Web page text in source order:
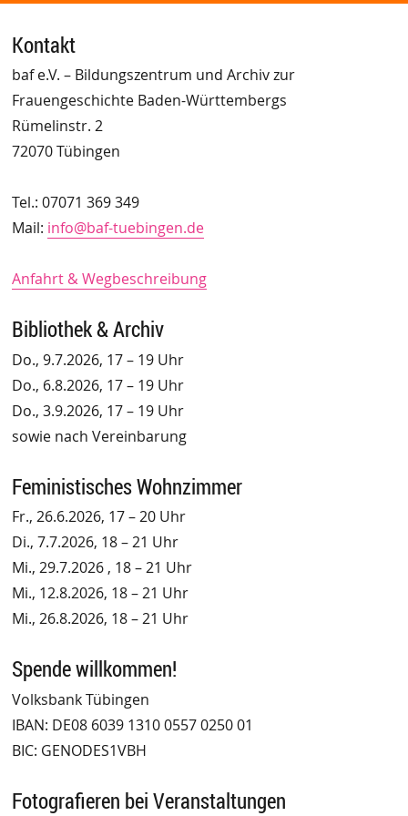
Kontakt
baf e.V. – Bildungszentrum und Archiv zur
Frauengeschichte Baden-Württembergs
Rümelinstr. 2
72070 Tübingen
Tel.: 07071 369 349
Mail: info@baf-tuebingen.de
Anfahrt & Wegbeschreibung
Bibliothek & Archiv
Do., 9.7.2026, 17 – 19 Uhr
Do., 6.8.2026, 17 – 19 Uhr
Do., 3.9.2026, 17 – 19 Uhr
sowie nach Vereinbarung
Feministisches Wohnzimmer
Fr., 26.6.2026, 17 – 20 Uhr
Di., 7.7.2026, 18 – 21 Uhr
Mi., 29.7.2026 , 18 – 21 Uhr
Mi., 12.8.2026, 18 – 21 Uhr
Mi., 26.8.2026, 18 – 21 Uhr
Spende willkommen!
Volksbank Tübingen
IBAN: DE08 6039 1310 0557 0250 01
BIC: GENODES1VBH
Fotografieren bei Veranstaltungen